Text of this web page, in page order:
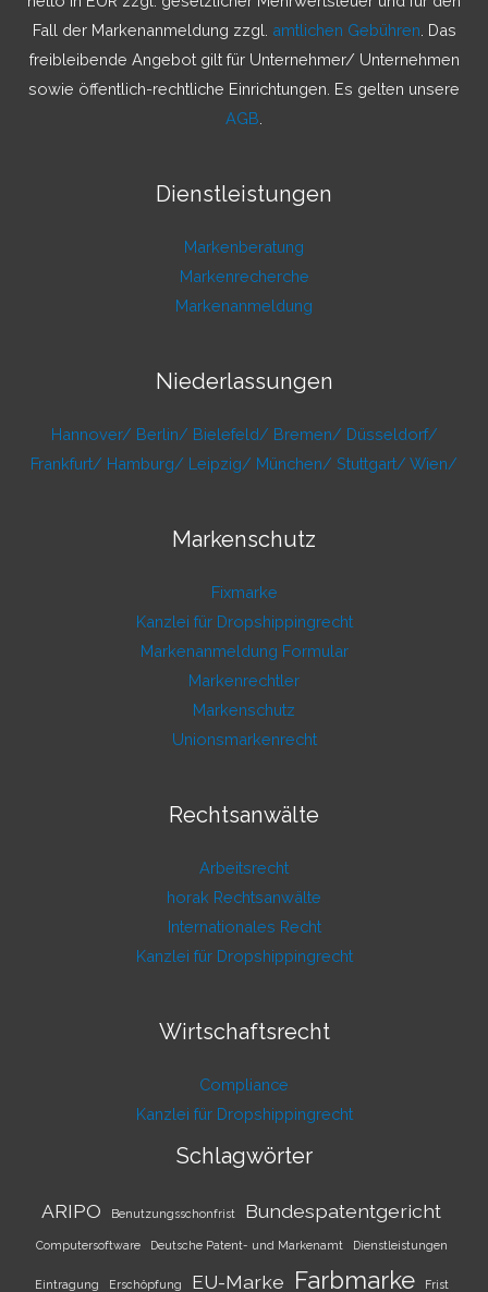
Fall der Markenanmeldung zzgl. amtlichen Gebühren . Das
freibleibende Angebot gilt für Unternehmer/ Unternehmen
sowie öffentlich-rechtliche Einrichtungen. Es gelten unsere
AGB
Dienstleistungen
Markenberatung
Markenrecherche
Markenanmeldung
Niederlassungen
Hannover/ Berlin/ Bielefeld/ Bremen/ Düsseldorf/
Frankfurt/ Hamburg/ Leipzig/ München/ Stuttgart/ Wien/
Markenschutz
Fixmarke
Kanzlei für Dropshippingrecht
Markenanmeldung Formular
Markenrechtler
Markenschutz
Unionsmarkenrecht
Rechtsanwälte
Arbeitsrecht
horak Rechtsanwälte
Internationales Recht
Kanzlei für Dropshippingrecht
Wirtschaftsrecht
Compliance
Kanzlei für Dropshippingrecht
Schlagwörter
ARIPO Benutzungsschonfrist Bundespatentgericht
Computersoftware Deutsche Patent- und Markenamt Dienstleistungen
Eintragung Erschöpfung EU-Marke Farbmarke Frist